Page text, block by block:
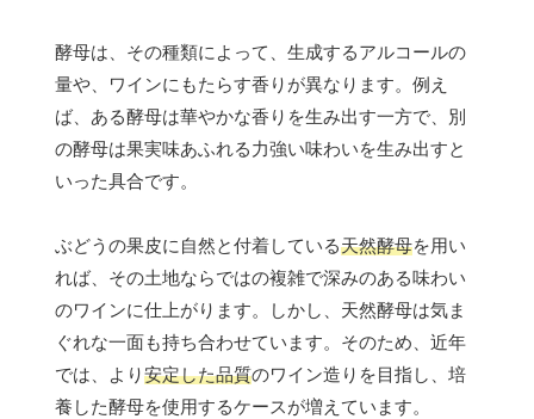
酵母は、その種類によって、生成するアルコールの
量や、ワインにもたらす香りが異なります。例え
ば、ある酵母は華やかな香りを生み出す一方で、別
の酵母は果実味あふれる力強い味わいを生み出すと
いった具合です。
ぶどうの果皮に自然と付着している天然酵母を用い
れば、その土地ならではの複雑で深みのある味わい
のワインに仕上がります。しかし、天然酵母は気ま
ぐれな一面も持ち合わせています。そのため、近年
では、より安定した品質のワイン造りを目指し、培
養した酵母を使用するケースが増えています。